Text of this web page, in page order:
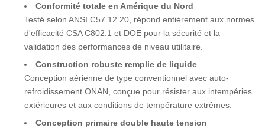
Conformité totale en Amérique du Nord
Testé selon ANSI C57.12.20, répond entièrement aux normes
d'efficacité CSA C802.1 et DOE pour la sécurité et la
validation des performances de niveau utilitaire.
Construction robuste remplie de liquide
Conception aérienne de type conventionnel avec auto-
refroidissement ONAN, conçue pour résister aux intempéries
extérieures et aux conditions de température extrêmes.
Conception primaire double haute tension